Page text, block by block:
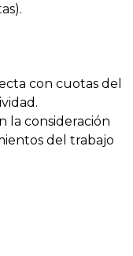
con cuotas del
la consideración
del trabajo